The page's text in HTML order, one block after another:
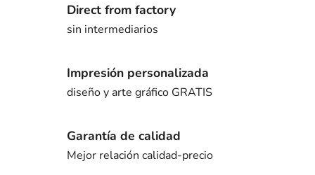
Direct from factory
sin intermediarios
Impresión personalizada
diseño y arte gráfico GRATIS
Garantía de calidad
Mejor relación calidad-precio